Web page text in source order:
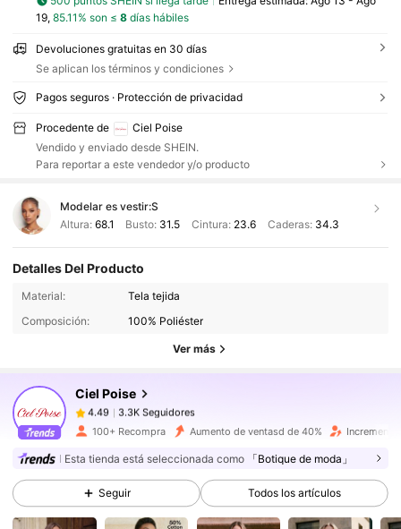
19, 85.11% son ≤ 8días hábiles
Devoluciones gratuitas en 30 días
Se aplican los términos y condiciones
Pagos seguros · Protección de privacidad
Procedente de
Ciel Poise
Vendido y enviado desde SHEIN.
Para reportar a este vendedor y/o producto
Modelar es vestir:S
Altura: 68.1 Busto: 31.5 Cintura: 23.6 Caderas: 34.3
Detalles Del Producto
Material:
Tela tejida
Composición:
100% Poliéster
Ver más
Ciel Poise
3.3K Seguidores
3.3K Seguidores
4.49
3.3K Seguidores
f***1 pagó Hace 1 día
100+ Recompra Aumento de ventasd de 40%
Esta tienda está seleccionada como 「Botique de moda」
Seguir Todos los artículos